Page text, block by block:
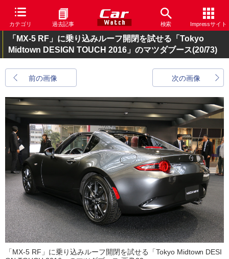
カテゴリ 過去記事 検索 Impressサイト
「MX-5 RF」に乗り込みルーフ開閉を試せる「Tokyo
Midtown DESIGN TOUCH 2016」のマツダブース(20/73)
前の画像 次の画像
「MX-5 RF」に乗り込みルーフ開閉を試せる「Tokyo Midtown DESI